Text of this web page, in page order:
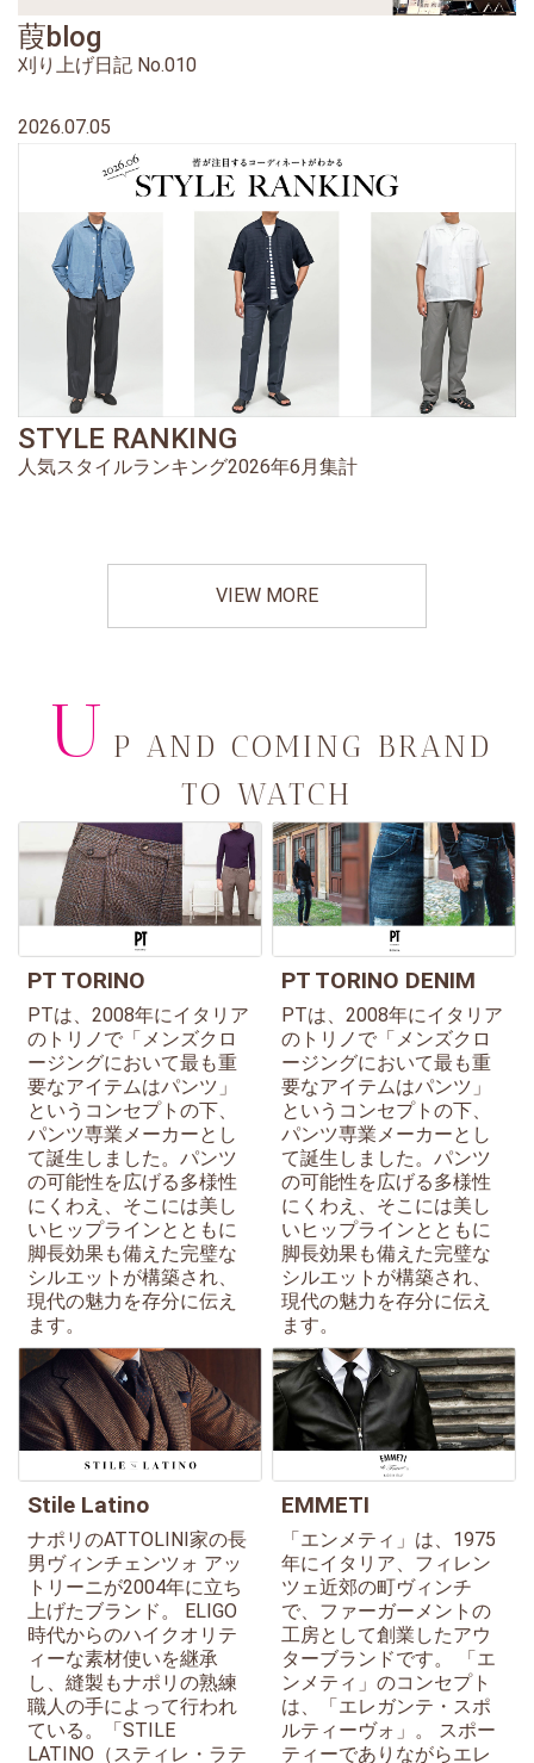
葭blog
刈り上げ日記 No.010
2026.07.05
STYLE RANKING
人気スタイルランキング2026年6月集計
VIEW MORE
U P AND COMING BRAND
TO WATCH
PT TORINO
PTは、2008年にイタリア
のトリノで「メンズクロ
ージングにおいて最も重
要なアイテムはパンツ」
というコンセプトの下、
パンツ専業メーカーとし
て誕生しました。パンツ
の可能性を広げる多様性
にくわえ、そこには美し
いヒップラインとともに
脚長効果も備えた完璧な
シルエットが構築され、
現代の魅力を存分に伝え
ます。
PT TORINO DENIM
PTは、2008年にイタリア
のトリノで「メンズクロ
ージングにおいて最も重
要なアイテムはパンツ」
というコンセプトの下、
パンツ専業メーカーとし
て誕生しました。パンツ
の可能性を広げる多様性
にくわえ、そこには美し
いヒップラインとともに
脚長効果も備えた完璧な
シルエットが構築され、
現代の魅力を存分に伝え
ます。
Stile Latino
ナポリのATTOLINI家の長
男ヴィンチェンツォ アッ
トリーニが2004年に立ち
上げたブランド。 ELIGO
時代からのハイクオリテ
ィーな素材使いを継承
し、縫製もナポリの熟練
職人の手によって行われ
ている。「STILE
LATINO（スティレ・ラテ
EMMETI
「エンメティ」は、1975
年にイタリア、フィレン
ツェ近郊の町ヴィンチ
で、ファーガーメントの
工房として創業したアウ
ターブランドです。 「エ
ンメティ」のコンセプト
は、「エレガンテ・スポ
ルティーヴォ」。 スポー
ティーでありながらエレ